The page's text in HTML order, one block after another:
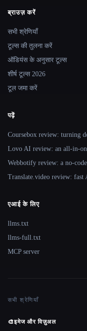
Site navigation
ब्राउज़ करें
सभी श्रेणियाँ
टूल्स की तुलना करें
ऑडियंस के अनुसार टूल्स
शीर्ष टूल्स 2026
टूल जमा करें
पढ़ें
Coursebox review: turning
Lovo AI review: an all-in-
Webbotify review: a no-
Translate.video review: fast
एआई के लिए
llms.txt
llms-full.txt
MCP server
सभी श्रेणियाँ
🎨इमेज और विज़ुअल